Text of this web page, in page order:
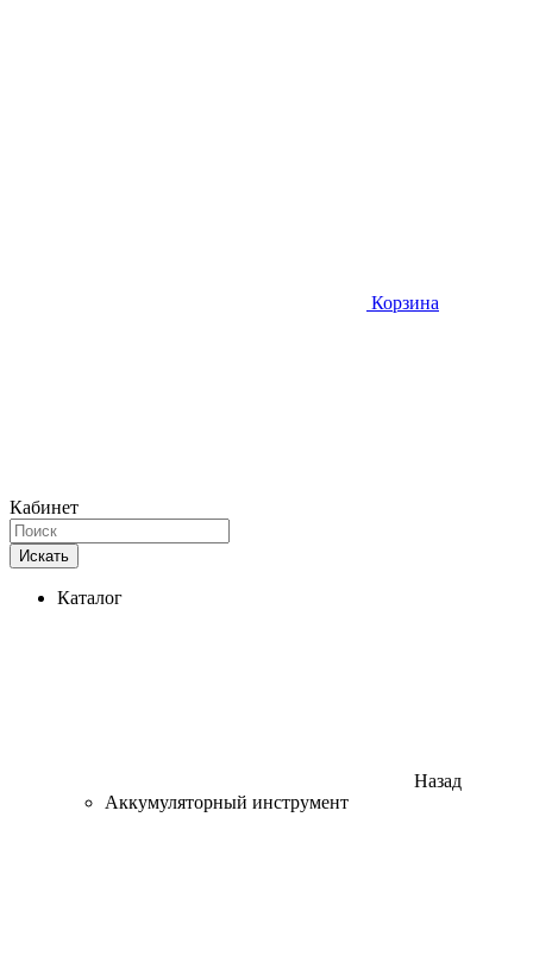
Корзина
Кабинет
Искать
Каталог
Назад
Аккумуляторный инструмент